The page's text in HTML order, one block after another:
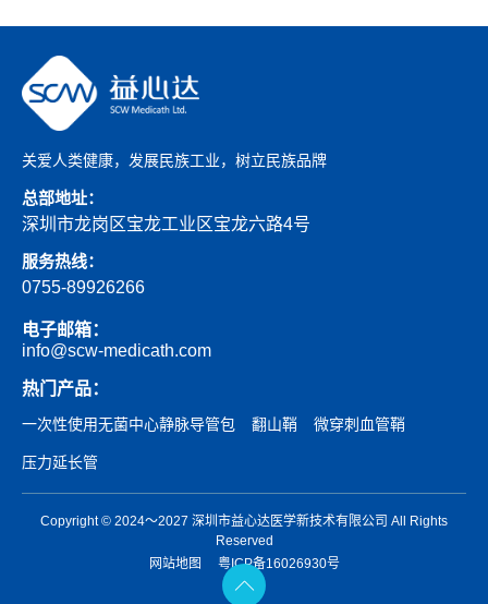
关爱人类健康，发展民族工业，树立民族品牌
总部地址：
深圳市龙岗区宝龙工业区宝龙六路4号
服务热线：
0755-89926266
电子邮箱：
info@scw-medicath.com
热门产品：
一次性使用无菌中心静脉导管包 翻山鞘 微穿刺血管鞘
压力延长管
Copyright © 2024～2027 深圳市益心达医学新技术有限公司 All Rights
Reserved
网站地图
粤ICP备16026930号